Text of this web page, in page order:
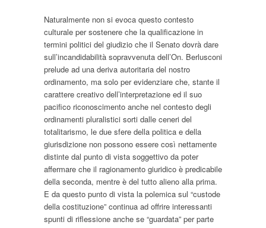
Naturalmente non si evoca questo contesto
culturale per sostenere che la qualificazione in
termini politici del giudizio che il Senato dovrà dare
sull’incandidabilità sopravvenuta dell’On. Berlusconi
prelude ad una deriva autoritaria del nostro
ordinamento, ma solo per evidenziare che, stante il
carattere creativo dell’interpretazione ed il suo
pacifico riconoscimento anche nel contesto degli
ordinamenti pluralistici sorti dalle ceneri del
totalitarismo, le due sfere della politica e della
giurisdizione non possono essere così nettamente
distinte dal punto di vista soggettivo da poter
affermare che il ragionamento giuridico è predicabile
della seconda, mentre è del tutto alieno alla prima.
E da questo punto di vista la polemica sul “custode
della costituzione” continua ad offrire interessanti
spunti di riflessione anche se “guardata” per parte